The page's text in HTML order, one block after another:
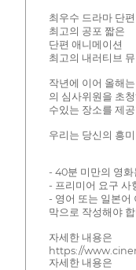
최우수 드라마 단편
최고의 공포 짧은
단편 애니메이션
최고의 내러티브
작년에 이어 올해
의 심사위원을 초
수있는 장소를 제
우리는 당신의 흥
- 40분 미만의 영
- 프리미어 요구 사
- 영어 또는 일본어
막으로 작성해야
자세한 내용은
https://
자세한 내용은